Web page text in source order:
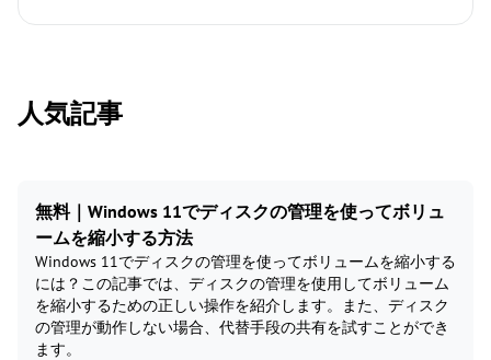
人気記事
無料｜Windows 11でディスクの管理を使ってボリュ
ームを縮小する方法
Windows 11でディスクの管理を使ってボリュームを縮小する
には？この記事では、ディスクの管理を使用してボリューム
を縮小するための正しい操作を紹介します。また、ディスク
の管理が動作しない場合、代替手段の共有を試すことができ
ます。